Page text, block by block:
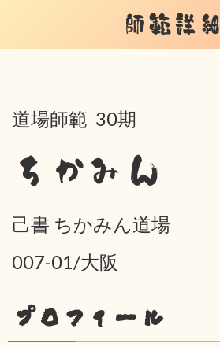
師範詳細
道場師範 30期
ちかみん
己書 ちかみん道場
007-01/大阪
プロフィール